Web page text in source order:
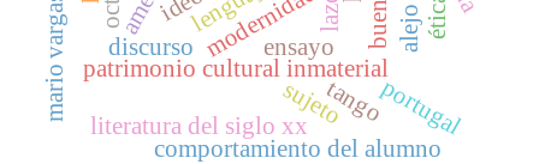
patrimonio cultural inmaterial
tango
modernidad
sujeto
discurso
literatura del siglo xx
ensayo
portugal
comportamiento del alumno
ética